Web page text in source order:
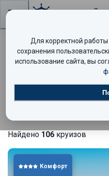
Речные круизы
на теплоходе Jaz
Найдено 106 круизов
Комфорт
Для корректной
сохранения
использование сайта, вы